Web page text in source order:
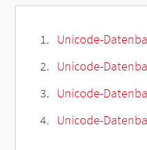
Unicode-
Unicode-
Unicode-
Unicode-